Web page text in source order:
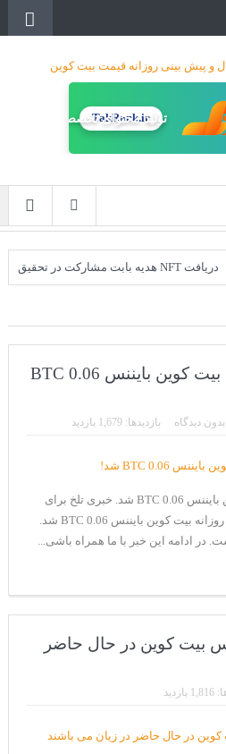
تولید محتوای تخصصی
TakRank.ir
دریافت NFT هدیه بابت مشارکت در تحقیق
سه ایردراپ عالی برای این ماه
بیت کوین به امید ETF به 60،000 دلار رسید!
ورود 254 نهنگ جدید به بازار بیت کوین
ایردراپ رمزارز Morpher (MPH)
سقف برداشت روزانه بیت کوین بایننس 0.06 BTC
بدون دیدگاه بازدیدها: 1,679 بازدید
سقف برداشت روزانه بیت کوین بایننس 0.06 BTC شد. خبری تلخ برای
کاربران ایرانی! سقف برداشت روزانه بیت کوین بایننس 0.06 BTC شد.
در ادامه این خبر با ما همراه باشی...
از 700,000 آدرس بیت کوین در حال حاضر